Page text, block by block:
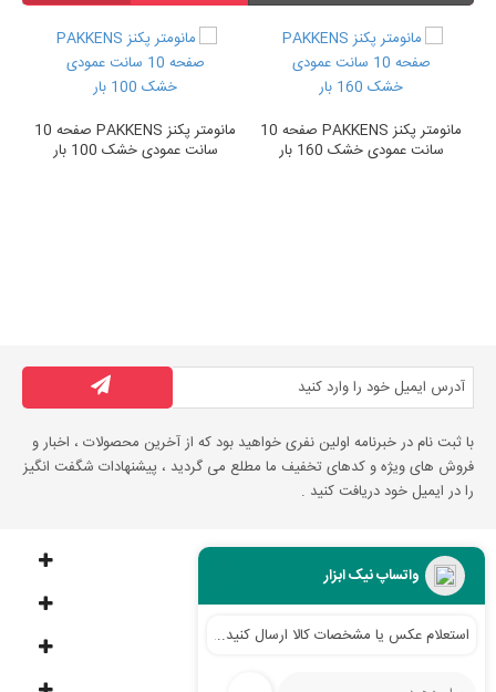
مانومتر پکنز PAKKENS صفحه 10
سانت عمودی خشک 100 بار
مانومتر پکنز PAKKENS صفحه 10
سانت عمودی خشک 160 بار
با ثبت نام در خبرنامه اولین نفری خواهید بود که از آخرین محصولات ، اخبار و
فروش های ویژه و کدهای تخفیف ما مطلع می گردید ، پیشنهادات شگفت انگیز
را در ایمیل خود دریافت کنید .
اطلاعات فروشگاه
اطلاعات
لینک های مفید
واتساپ نیک ابزار
استعلام عکس یا مشخصات کالا ارسال کنید...